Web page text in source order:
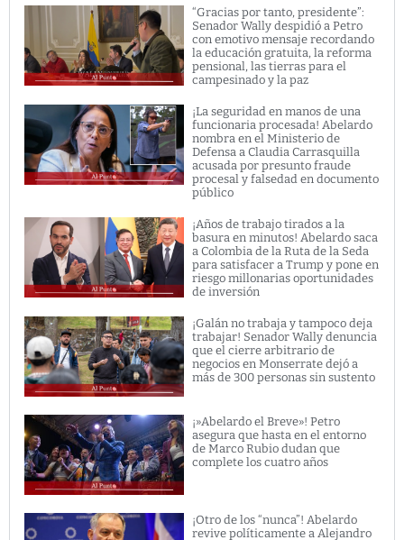
“Gracias por tanto, presidente”:
Senador Wally despidió a Petro
con emotivo mensaje recordando
la educación gratuita, la reforma
pensional, las tierras para el
campesinado y la paz
¡La seguridad en manos de una
funcionaria procesada! Abelardo
nombra en el Ministerio de
Defensa a Claudia Carrasquilla
acusada por presunto fraude
procesal y falsedad en documento
público
¡Años de trabajo tirados a la
basura en minutos! Abelardo saca
a Colombia de la Ruta de la Seda
para satisfacer a Trump y pone en
riesgo millonarias oportunidades
de inversión
¡Galán no trabaja y tampoco deja
trabajar! Senador Wally denuncia
que el cierre arbitrario de
negocios en Monserrate dejó a
más de 300 personas sin sustento
¡»Abelardo el Breve»! Petro
asegura que hasta en el entorno
de Marco Rubio dudan que
complete los cuatro años
¡Otro de los “nunca”! Abelardo
revive políticamente a Alejandro